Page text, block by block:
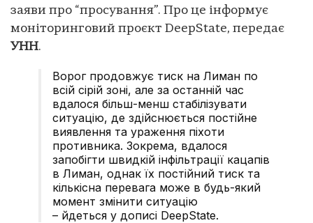
заяви про “просування”. Про це інформує
моніторинговий проєкт DeepState, передає
УНН.
Ворог продовжує тиск на Лиман по
всій сірій зоні, але за останній час
вдалося більш-менш стабілізувати
ситуацію, де здійснюється постійне
виявлення та ураження піхоти
противника. Зокрема, вдалося
запобігти швидкій інфільтрації кацапів
в Лиман, однак їх постійний тиск та
кількісна перевага може в будь-який
момент змінити ситуацію
– йдеться у дописі DeepState.